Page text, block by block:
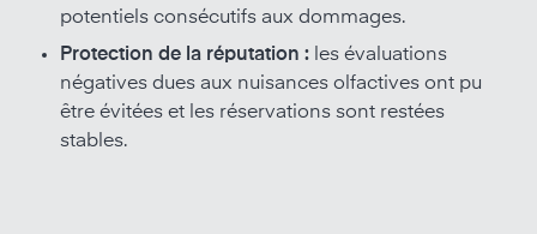
potentiels consécutifs aux dommages.
Protection de la réputation : les évaluations
négatives dues aux nuisances olfactives ont pu
être évitées et les réservations sont restées
stables.